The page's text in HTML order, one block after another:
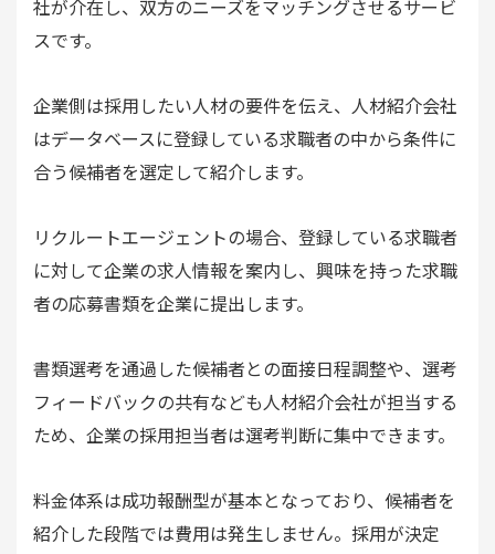
社が介在し、双方のニーズをマッチングさせるサービ
スです。
企業側は採用したい人材の要件を伝え、人材紹介会社
はデータベースに登録している求職者の中から条件に
合う候補者を選定して紹介します。
リクルートエージェントの場合、登録している求職者
に対して企業の求人情報を案内し、興味を持った求職
者の応募書類を企業に提出します。
書類選考を通過した候補者との面接日程調整や、選考
フィードバックの共有なども人材紹介会社が担当する
ため、企業の採用担当者は選考判断に集中できます。
料金体系は成功報酬型が基本となっており、候補者を
紹介した段階では費用は発生しません。採用が決定